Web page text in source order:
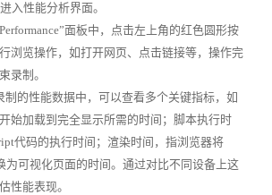
入性能分析界面。
面板中，点击左上角的红色圆形按
浏览操作，如打开网页、点击链接等，操作完
录制。
制的性能数据中，可以查看多个关键指标，如
始加载到完全显示所需的时间；脚本执行时
代码的执行时间；渲染时间，指浏览器将
为可视化页面的时间。通过对比不同设备上这
性能表现。